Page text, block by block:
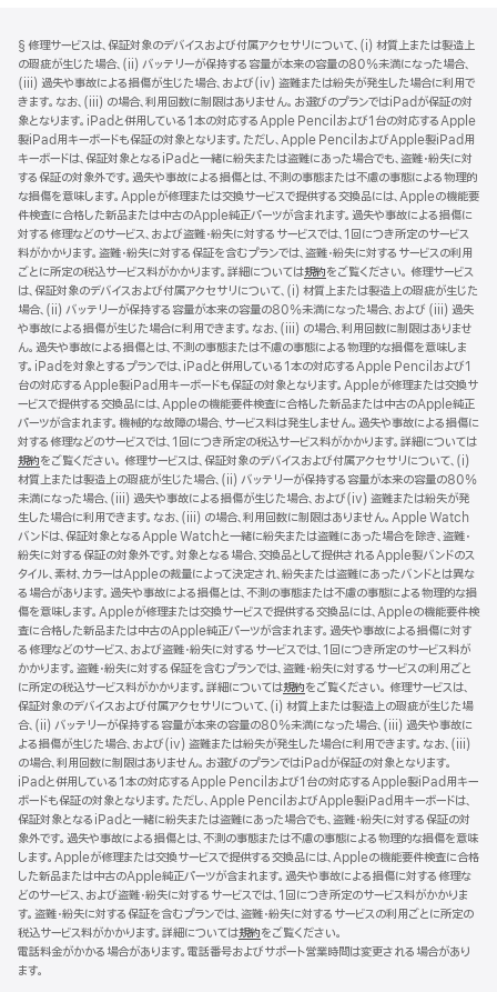
ッ
タ
ー
注
§ 修理サービスは、保証対象のデバイスおよび付属アクセサリについて、(i) 材質上または製造上
の瑕疵が生じた場合、(ii) バッテリーが保持する容量が本来の容量の80%未満になった場合、
(iii) 過失や事故による損傷が生じた場合、および(iv) 盗難または紛失が発生した場合に利用で
きます。なお、(iii) の場合、利用回数に制限はありません。お選びのプランではiPadが保証の対
象となります。iPadと併用している1本の対応するApple Pencilおよび1台の対応するApple
製iPad用キーボードも保証の対象となります。ただし、Apple PencilおよびApple製iPad用
キーボードは、保証対象となるiPadと一緒に紛失または盗難にあった場合でも、盗難・紛失に対
する保証の対象外です。過失や事故による損傷とは、不測の事態または不慮の事態による物理的
な損傷を意味します。Appleが修理または交換サービスで提供する交換品には、Appleの機能要
件検査に合格した新品または中古のApple純正パーツが含まれます。過失や事故による損傷に
対する修理などのサービス、および盗難・紛失に対するサービスでは、1回につき所定のサービス
料がかかります。盗難・紛失に対する保証を含むプランでは、盗難・紛失に対するサービスの利用
ごとに所定の税込サービス料がかかります。詳細については規約（新
規
ウ
イ
ン
ド
ウ
で
開
き
ま
す）
をご覧ください。 修理サービス
は、保証対象のデバイスおよび付属アクセサリについて、(i) 材質上または製造上の瑕疵が生じた
場合、(ii) バッテリーが保持する容量が本来の容量の80%未満になった場合、および (iii) 過失
や事故による損傷が生じた場合に利用できます。なお、(iii) の場合、利用回数に制限はありませ
ん。過失や事故による損傷とは、不測の事態または不慮の事態による物理的な損傷を意味しま
す。iPadを対象とするプランでは、iPadと併用している1本の対応するApple Pencilおよび1
台の対応するApple製iPad用キーボードも保証の対象となります。Appleが修理または交換サ
ービスで提供する交換品には、Appleの機能要件検査に合格した新品または中古のApple純正
パーツが含まれます。機械的な故障の場合、サービス料は発生しません。過失や事故による損傷に
対する修理などのサービスでは、1回につき所定の税込サービス料がかかります。詳細については
規約（新
規
ウ
イ
ン
ド
ウ
で
開
き
ま
す）
をご覧ください。 修理サービスは、保証対象のデバイスおよび付属アクセサリについて、(i)
材質上または製造上の瑕疵が生じた場合、(ii) バッテリーが保持する容量が本来の容量の80%
未満になった場合、(iii) 過失や事故による損傷が生じた場合、および(iv) 盗難または紛失が発
生した場合に利用できます。なお、(iii) の場合、利用回数に制限はありません。Apple Watch
バンドは、保証対象となるApple Watchと一緒に紛失または盗難にあった場合を除き、盗難・
紛失に対する保証の対象外です。対象となる場合、交換品として提供されるApple製バンドのス
タイル、素材、カラーはAppleの裁量によって決定され、紛失または盗難にあったバンドとは異な
る場合があります。過失や事故による損傷とは、不測の事態または不慮の事態による物理的な損
傷を意味します。Appleが修理または交換サービスで提供する交換品には、Appleの機能要件検
査に合格した新品または中古のApple純正パーツが含まれます。過失や事故による損傷に対す
る修理などのサービス、および盗難・紛失に対するサービスでは、1回につき所定のサービス料が
かかります。盗難・紛失に対する保証を含むプランでは、盗難・紛失に対するサービスの利用ごと
に所定の税込サービス料がかかります。詳細については規約（新
規
ウ
イ
ン
ド
ウ
で
開
き
ま
す）
をご覧ください。 修理サービスは、
保証対象のデバイスおよび付属アクセサリについて、(i) 材質上または製造上の瑕疵が生じた場
合、(ii) バッテリーが保持する容量が本来の容量の80%未満になった場合、(iii) 過失や事故に
よる損傷が生じた場合、および(iv) 盗難または紛失が発生した場合に利用できます。なお、(iii)
の場合、利用回数に制限はありません。お選びのプランではiPadが保証の対象となります。
iPadと併用している1本の対応するApple Pencilおよび1台の対応するApple製iPad用キー
ボードも保証の対象となります。ただし、Apple PencilおよびApple製iPad用キーボードは、
保証対象となるiPadと一緒に紛失または盗難にあった場合でも、盗難・紛失に対する保証の対
象外です。過失や事故による損傷とは、不測の事態または不慮の事態による物理的な損傷を意味
します。Appleが修理または交換サービスで提供する交換品には、Appleの機能要件検査に合格
した新品または中古のApple純正パーツが含まれます。過失や事故による損傷に対する修理な
どのサービス、および盗難・紛失に対するサービスでは、1回につき所定のサービス料がかかりま
す。盗難・紛失に対する保証を含むプランでは、盗難・紛失に対するサービスの利用ごとに所定の
税込サービス料がかかります。詳細については規約（新
規
をご覧ください。
電話料金がかかる場合があります。電話番号およびサポート営業時間は変更される場合があり
ます。